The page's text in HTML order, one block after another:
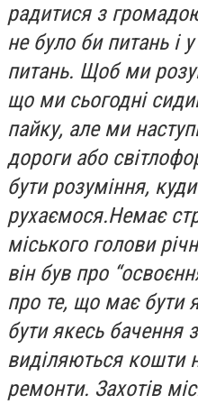
радитися з
не було би питань і
питань. Щоб ми
що ми сьогодні
пайку, але ми
дороги або
бути розуміння,
рухаємося.Немає
міського голови
він був про
про те, що має бути
бути якесь бачення
виділяються кошти
ремонти. Захотів